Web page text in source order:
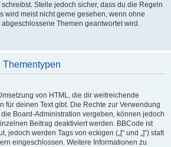
Stelle jedoch sicher, dass du die Regeln
wird meist nicht gerne gesehen, wenn ohne
Themen geantwortet wird.
Thementypen
von HTML, die dir weitreichende
für deinen Text gibt. Die Rechte zur Verwendung
Board-Administration vergeben, können jedoch
Beitrag deaktiviert werden. BBCode ist
jedoch werden Tags von eckigen („[“ und „]“) statt
eingeschlossen. Weitere Informationen zu